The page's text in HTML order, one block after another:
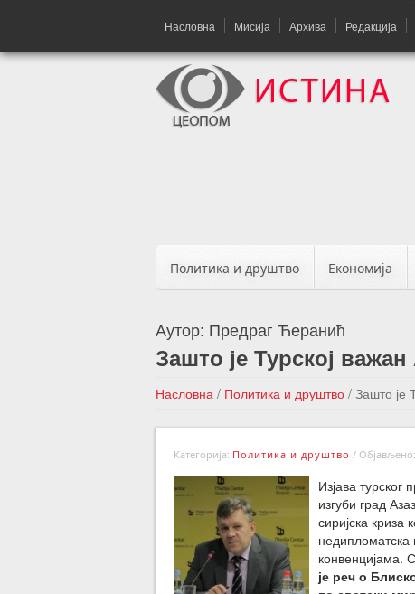
Насловна Мисија Архива Редакција
Политика и друштво Економија
Аутор: Предраг Ћеранић
Зашто је Турској
Насловна / Политика и друштво / Зашто је
Категорија: Политика и друштво /
Изјава
изгуби град
сиријска криза
конвенцијама.
је реч о